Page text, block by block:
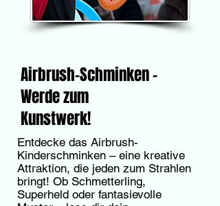
Airbrush-Schminken –
Werde zum
Kunstwerk!
Entdecke das Airbrush-
Kinderschminken – eine kreative
Attraktion, die jeden zum Strahlen
bringt! Ob Schmetterling,
Superheld oder fantasievolle